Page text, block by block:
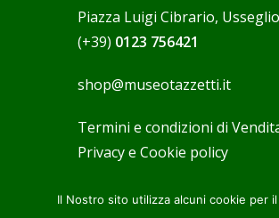
Piazza Luigi Cibrario, Usseglio
(+39) 0123 756421
shop@museotazzetti.it
Termini e condizioni di
Privacy e Cookie policy
Il Nostro sito utilizza alcuni cookie per